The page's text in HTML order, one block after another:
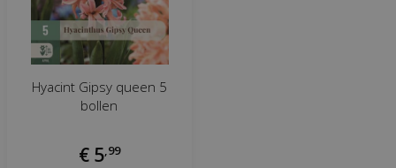
Hyacint Gipsy queen 5
bollen
€ 5,99